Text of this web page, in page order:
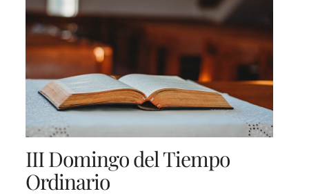
III Domingo del Tiempo
Ordinario